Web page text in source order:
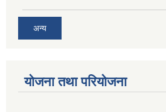
अन्य
योजना तथा परियोजना